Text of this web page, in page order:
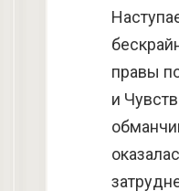
правы
и